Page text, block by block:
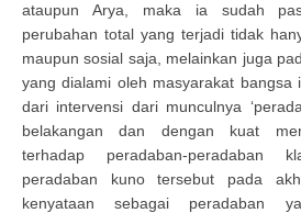
ataupun Arya, maka ia sudah
perubahan total yang terjadi tidak
maupun sosial saja, melainkan juga
yang dialami oleh masyarakat bangsa
dari intervensi dari munculnya
belakangan dan dengan kuat
terhadap peradaban-peradaban
peradaban kuno tersebut pada
kenyataan sebagai peradaban